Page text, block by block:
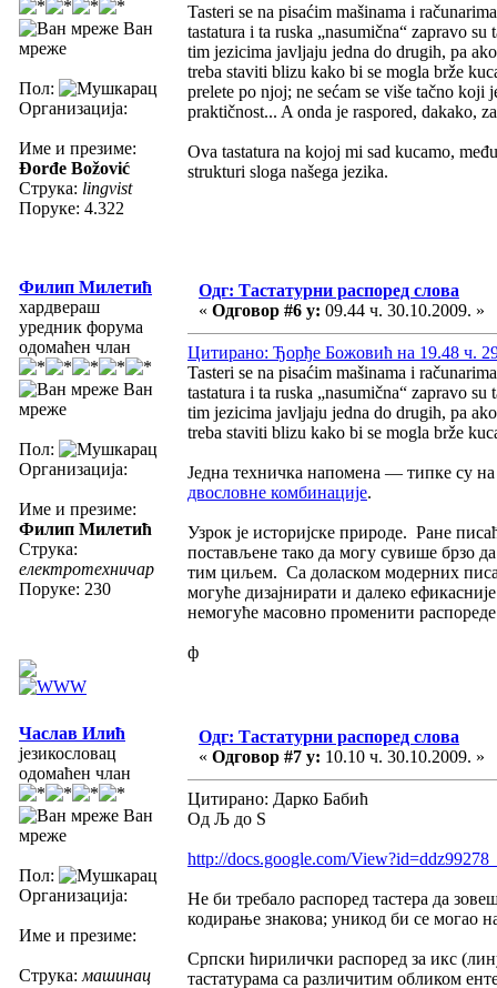
Ван
мреже
Пол:
Организација:
Име и презиме:
Đorđe Božović
Струка: lingvist
Поруке: 4.322
Tasteri se na pisaćim mašinama i
tastatura i ta ruska „nasumična“ zapravo
tim jezicima javljaju jedna do drugih, pa
treba staviti blizu kako bi se mogla brže
prelete po njoj; ne sećam se više tačno
praktičnost... A onda je raspored, dakako,
Ova tastatura na kojoj mi sad kucamo,
strukturi sloga našega jezika.
Филип Милетић
хардвераш
уредник форума
одомаћен члан
Ван
мреже
Пол:
Организација:
Име и презиме:
Филип Милетић
Струка:
електротехничар
Поруке: 230
Одг: Тастатурни распоред слова
« Одговор #6 у: 09.44 ч. 30.10.2009. »
Цитирано: Ђорђе Божовић на 19.48 ч.
Tasteri se na pisaćim mašinama i
tastatura i ta ruska „nasumična“ zapravo
tim jezicima javljaju jedna do drugih, pa
treba staviti blizu kako bi se mogla brže
Једна техничка напомена — типке су
двословне комбинације.
Узрок је историјске природе. Ране
постављене тако да могу сувише брзо
тим циљем. Са доласком модерних
могуће дизајнирати и далеко
немогуће масовно променити
ф
Часлав Илић
језикословац
одомаћен члан
Ван
мреже
Пол:
Организација:
Име и презиме:
Струка: машинац
Одг: Тастатурни распоред слова
« Одговор #7 у: 10.10 ч. 30.10.2009. »
Цитирано: Дарко Бабић
Од Љ до Ѕ
http://docs.google.com/
Не би требало распоред тастера да
кодирање знакова; уникод би се могао
Српски ћирилички распоред за икс
тастатурама са различитим обликом